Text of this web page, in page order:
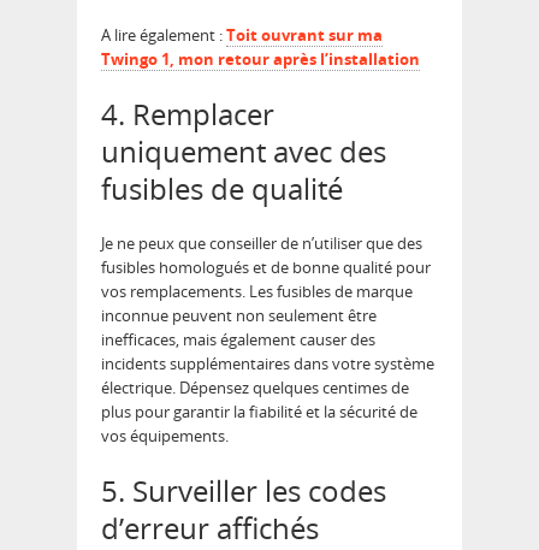
A lire également :Toit ouvrant sur ma
Twingo 1, mon retour après l’installation
4. Remplacer
uniquement avec des
fusibles de qualité
Je ne peux que conseiller de n’utiliser que des
fusibles homologués et de bonne qualité pour
vos remplacements. Les fusibles de marque
inconnue peuvent non seulement être
inefficaces, mais également causer des
incidents supplémentaires dans votre système
électrique. Dépensez quelques centimes de
plus pour garantir la fiabilité et la sécurité de
vos équipements.
5. Surveiller les codes
d’erreur affichés